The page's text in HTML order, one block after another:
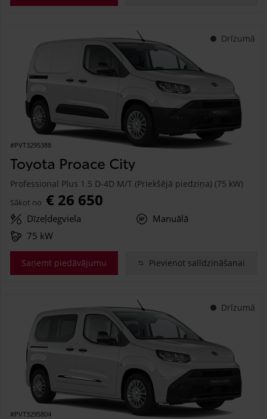
Drīzumā
#PVT3295388
Toyota Proace City
Professional Plus 1.5 D-4D M/T (Priekšējā piedziņa) (75 kW)
Sākot no € 26 650
Dīzeļdegviela
Manuālā
75 kW
Saņemt piedāvājumu Pievienot salīdzināšanai
Drīzumā
#PVT3295804